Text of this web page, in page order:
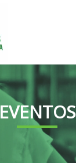
EVENTOS